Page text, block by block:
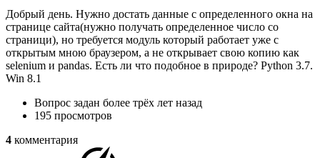
Добрый день. Нужно достать данные с определенного окна на
странице сайта(нужно получать определенное число со
страници), но требуется модуль который работает уже с
открытым мною браузером, а не открывает свою копию как
selenium и pandas. Есть ли что подобное в природе? Python 3.7.
Win 8.1
Вопрос задан более трёх лет назад
195 просмотров
4 комментария